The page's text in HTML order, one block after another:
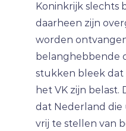
Koninkrijk slechts
daarheen zijn
worden
belanghebbende
stukken bleek
het VK zijn
dat Nederland
vrij te stellen van